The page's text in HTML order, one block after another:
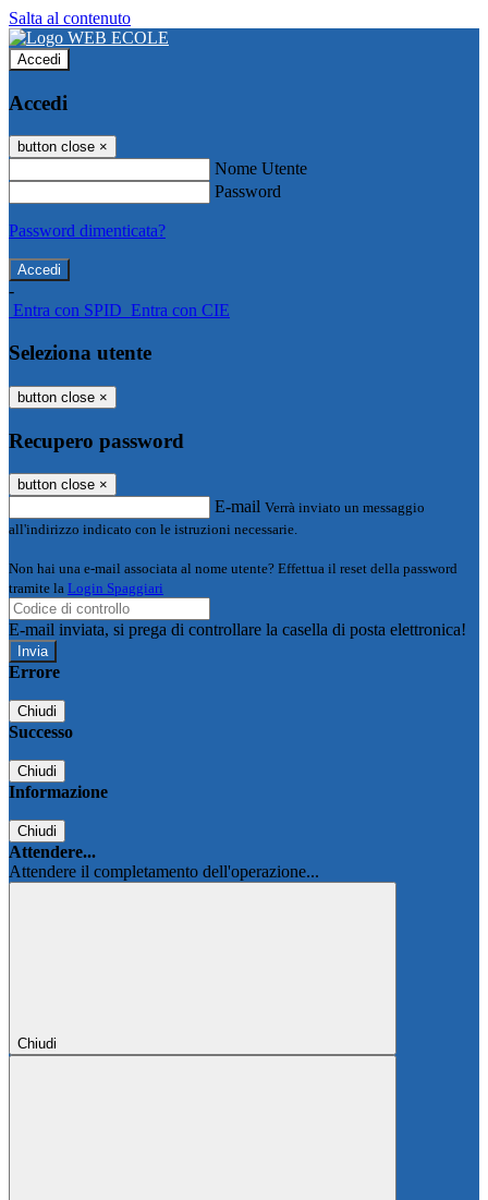
Salta al contenuto
Accedi
Accedi
button close ×
Nome Utente
Password
Password dimenticata?
-
Entra con SPID Entra con CIE
Seleziona utente
button close ×
Recupero password
button close ×
E-mail Verrà inviato un messaggio
all'indirizzo indicato con le istruzioni necessarie.
Non hai una e-mail associata al nome utente? Effettua il reset della password
tramite la Login Spaggiari
E-mail inviata, si prega di controllare la casella di posta elettronica!
Errore
Chiudi
Successo
Chiudi
Informazione
Chiudi
Attendere...
Attendere il completamento dell'operazione...
Chiudi